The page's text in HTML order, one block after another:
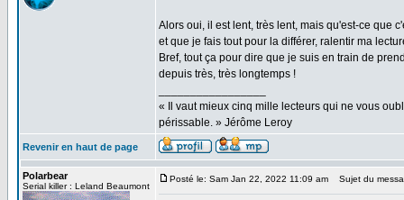
Alors oui, il est lent, très lent, mais qu'est-ce que
et que je fais tout pour la différer, ralentir ma
Bref, tout ça pour dire que je suis en train de
depuis très, très longtemps !
« Il vaut mieux cinq mille lecteurs qui ne vous
périssable. » Jérôme Leroy
Revenir en haut de page
Polarbear
Serial killer : Leland Beaumont
Posté le: Sam Jan 22, 2022 11:09 am Sujet du